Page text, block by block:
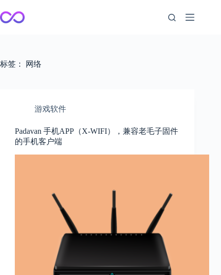
至
内
标签： 网络
游戏软件
Padavan 手机APP（X-WIFI），兼容老毛子固件
的手机客户端